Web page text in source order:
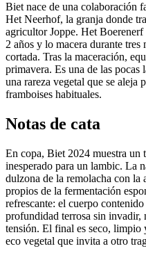
Biet nace de una colaboración
Het Neerhof, la granja donde
agricultor Joppe. Het
2 años y lo macera durante tres
cortada. Tras la maceración,
primavera. Es una de las pocas
una rareza vegetal que se aleja
framboises habituales.
Notas de cata
En copa, Biet 2024 muestra un
inesperado para un lambic. La
dulzona de la remolacha con la
propios de la fermentación
refrescante: el cuerpo
profundidad terrosa sin invadir,
tensión. El final es seco, limpio
eco vegetal que invita a otro